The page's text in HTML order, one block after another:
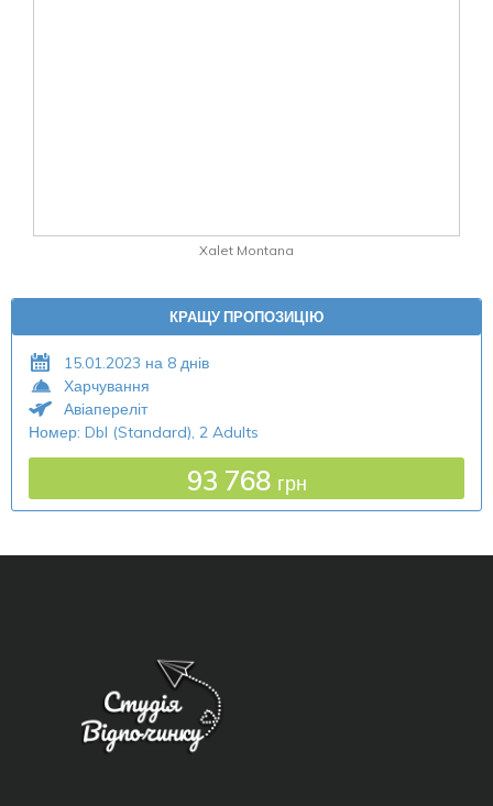
Xalet Montana
КРАЩУ ПРОПОЗИЦІЮ
15.01.2023 на 8 днів
Харчування
Авіапереліт
Номер: Dbl (Standard), 2 Adults
93 768 грн